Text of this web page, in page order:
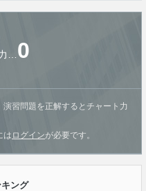
… 0
習問題を正解するとチャート力
は ログインが必要です。
ング